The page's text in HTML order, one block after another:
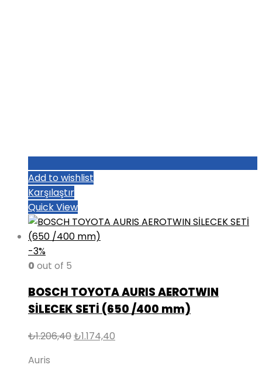
Add to wishlist
Karşılaştır
Quick View
-3%
0 out of 5
BOSCH TOYOTA AURIS AEROTWIN
SİLECEK SETİ (650 /400 mm)
₺1.206,40Orijinal
₺1.174,40
Auris